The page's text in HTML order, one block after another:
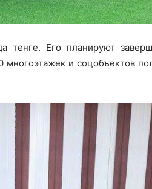
тенге. Его планируют
и соцобъектов